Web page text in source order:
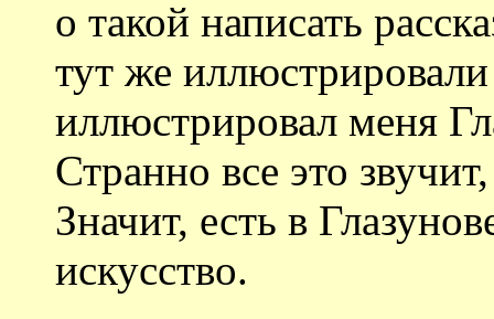
о такой написать
тут же
иллюстрировал меня
Странно все это
Значит, есть в
искусство.